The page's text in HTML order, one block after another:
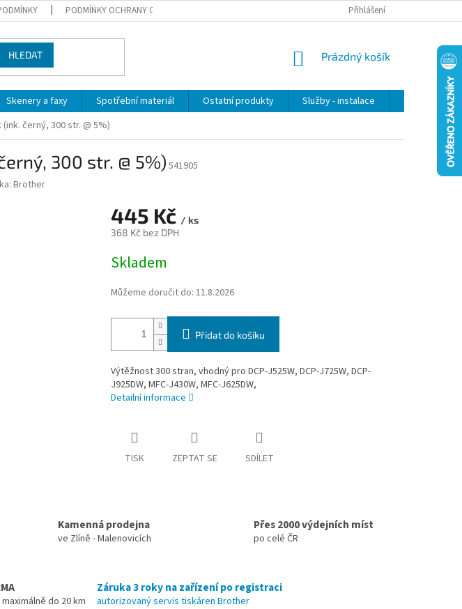
PODMÍNKY OCHRANY OSOBNÍCH ÚDAJŮ Přihlášení
HLEDAT
NÁKUPNÍ
Prázdný košík
Skenery a faxy Spotřební materiál Ostatní produkty Služby - instalace
Obchodní
černý, 300 str. @ 5%)
300 str. @ 5%) 541905
Brother
445 Kč / ks
368 Kč bez DPH
cena:
Skladem
Můžeme doručit do: 11.8.2026
Přidat do košíku
Výtěžnost 300 stran, vhodný pro DCP-J525W, DCP-J725W, DCP-
J925DW, MFC-J430W, MFC-J625DW,
Detailní informace
TISK ZEPTAT SE SDÍLET
Kamenná prodejna
ve Zlíně - Malenovicích
Přes 2000 výdejních míst
po celé ČR
do 20 km
Záruka 3 roky na zařízení po registraci
autorizovaný servis tiskáren Brother